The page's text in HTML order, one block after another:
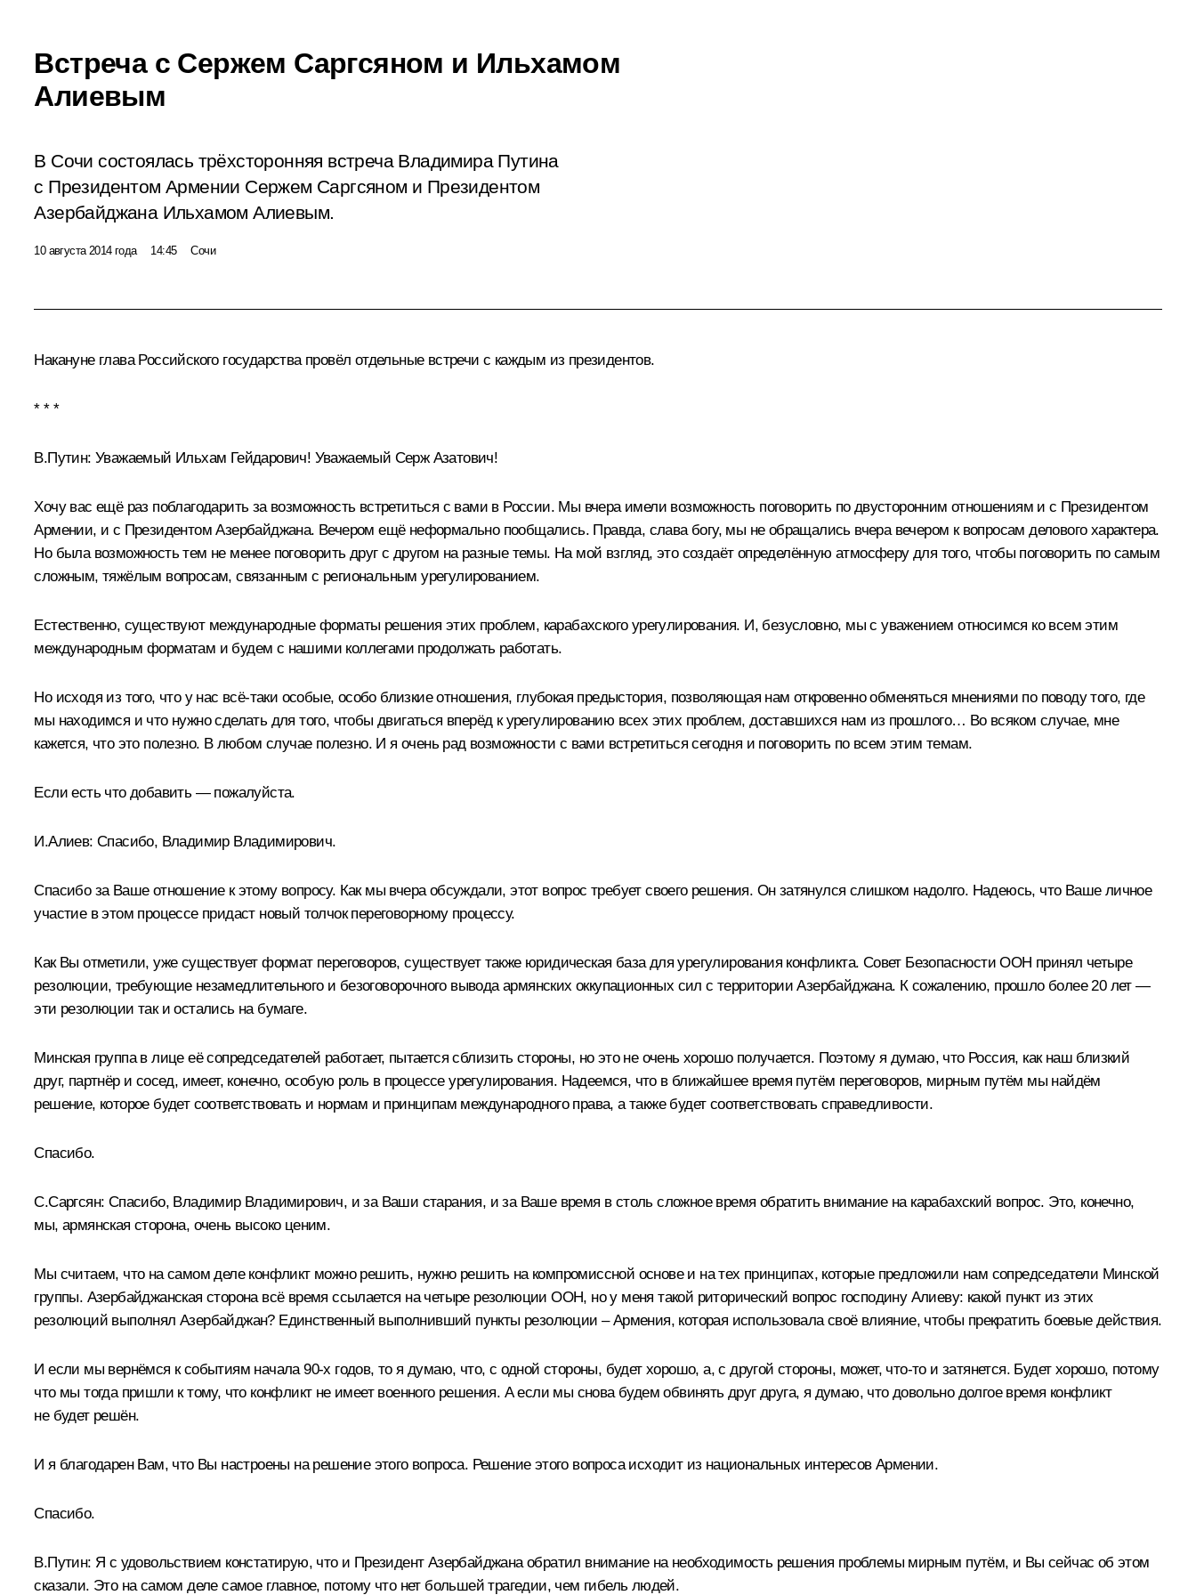
Встреча с Сержем Саргсяном и Ильхамом
Алиевым
В Сочи состоялась трёхсторонняя встреча Владимира Путина
с Президентом Армении Сержем Саргсяном и Президентом
Азербайджана Ильхамом Алиевым.
10 августа 2014 года 14:45 Сочи
Накануне глава Российского государства провёл отдельные встречи с каждым из президентов.
* * *
В.Путин: Уважаемый Ильхам Гейдарович! Уважаемый Серж Азатович!
Хочу вас ещё раз поблагодарить за возможность встретиться с вами в России. Мы вчера имели возможность поговорить по двусторонним отношениям и с Президентом
Армении, и с Президентом Азербайджана. Вечером ещё неформально пообщались. Правда, слава богу, мы не обращались вчера вечером к вопросам делового характера.
Но была возможность тем не менее поговорить друг с другом на разные темы. На мой взгляд, это создаёт определённую атмосферу для того, чтобы поговорить по самым
сложным, тяжёлым вопросам, связанным с региональным урегулированием.
Естественно, существуют международные форматы решения этих проблем, карабахского урегулирования. И, безусловно, мы с уважением относимся ко всем этим
международным форматам и будем с нашими коллегами продолжать работать.
Но исходя из того, что у нас всё‑таки особые, особо близкие отношения, глубокая предыстория, позволяющая нам откровенно обменяться мнениями по поводу того, где
мы находимся и что нужно сделать для того, чтобы двигаться вперёд к урегулированию всех этих проблем, доставшихся нам из прошлого… Во всяком случае, мне
кажется, что это полезно. В любом случае полезно. И я очень рад возможности с вами встретиться сегодня и поговорить по всем этим темам.
Если есть что добавить — пожалуйста.
И.Алиев: Спасибо, Владимир Владимирович.
Спасибо за Ваше отношение к этому вопросу. Как мы вчера обсуждали, этот вопрос требует своего решения. Он затянулся слишком надолго. Надеюсь, что Ваше личное
участие в этом процессе придаст новый толчок переговорному процессу.
Как Вы отметили, уже существует формат переговоров, существует также юридическая база для урегулирования конфликта. Совет Безопасности ООН принял четыре
резолюции, требующие незамедлительного и безоговорочного вывода армянских оккупационных сил с территории Азербайджана. К сожалению, прошло более 20 лет —
эти резолюции так и остались на бумаге.
Минская группа в лице её сопредседателей работает, пытается сблизить стороны, но это не очень хорошо получается. Поэтому я думаю, что Россия, как наш близкий
друг, партнёр и сосед, имеет, конечно, особую роль в процессе урегулирования. Надеемся, что в ближайшее время путём переговоров, мирным путём мы найдём
решение, которое будет соответствовать и нормам и принципам международного права, а также будет соответствовать справедливости.
Спасибо.
С.Саргсян: Спасибо, Владимир Владимирович, и за Ваши старания, и за Ваше время в столь сложное время обратить внимание на карабахский вопрос. Это, конечно,
мы, армянская сторона, очень высоко ценим.
Мы считаем, что на самом деле конфликт можно решить, нужно решить на компромиссной основе и на тех принципах, которые предложили нам сопредседатели Минской
группы. Азербайджанская сторона всё время ссылается на четыре резолюции ООН, но у меня такой риторический вопрос господину Алиеву: какой пункт из этих
резолюций выполнял Азербайджан? Единственный выполнивший пункты резолюции – Армения, которая использовала своё влияние, чтобы прекратить боевые действия.
И если мы вернёмся к событиям начала 90-х годов, то я думаю, что, с одной стороны, будет хорошо, а, с другой стороны, может, что‑то и затянется. Будет хорошо, потому
что мы тогда пришли к тому, что конфликт не имеет военного решения. А если мы снова будем обвинять друг друга, я думаю, что довольно долгое время конфликт
не будет решён.
И я благодарен Вам, что Вы настроены на решение этого вопроса. Решение этого вопроса исходит из национальных интересов Армении.
Спасибо.
В.Путин: Я с удовольствием констатирую, что и Президент Азербайджана обратил внимание на необходимость решения проблемы мирным путём, и Вы сейчас об этом
сказали. Это на самом деле самое главное, потому что нет большей трагедии, чем гибель людей.